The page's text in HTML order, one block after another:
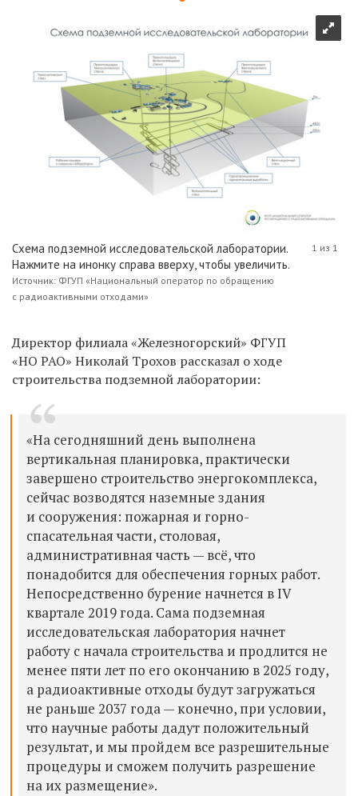
Схема подземной исследовательской лаборатории.
Нажмите на инонку справа вверху, чтобы увеличить.
Источник: ФГУП «Национальный оператор по обращению
с радиоактивными отходами»
1 из 1
Директор филиала «Железногорский» ФГУП
«НО РАО» Николай Трохов рассказал о ходе
строительства подземной лаборатории:
«На сегодняшний день выполнена
вертикальная планировка, практически
завершено строительство энергокомплекса,
сейчас возводятся наземные здания
и сооружения: пожарная и горно-
спасательная части, столовая,
административная часть — всё, что
понадобится для обеспечения горных работ.
Непосредственно бурение начнется в IV
квартале 2019 года. Сама подземная
исследовательская лаборатория начнет
работу с начала строительства и продлится не
менее пяти лет по его окончанию в 2025 году,
а радиоактивные отходы будут загружаться
не раньше 2037 года — конечно, при условии,
что научные работы дадут положительный
результат, и мы пройдем все разрешительные
процедуры и сможем получить разрешение
на их размещение».